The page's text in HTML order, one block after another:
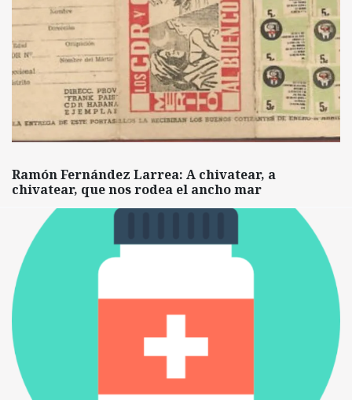
Ramón Fernández Larrea: A chivatear, a
chivatear, que nos rodea el ancho mar